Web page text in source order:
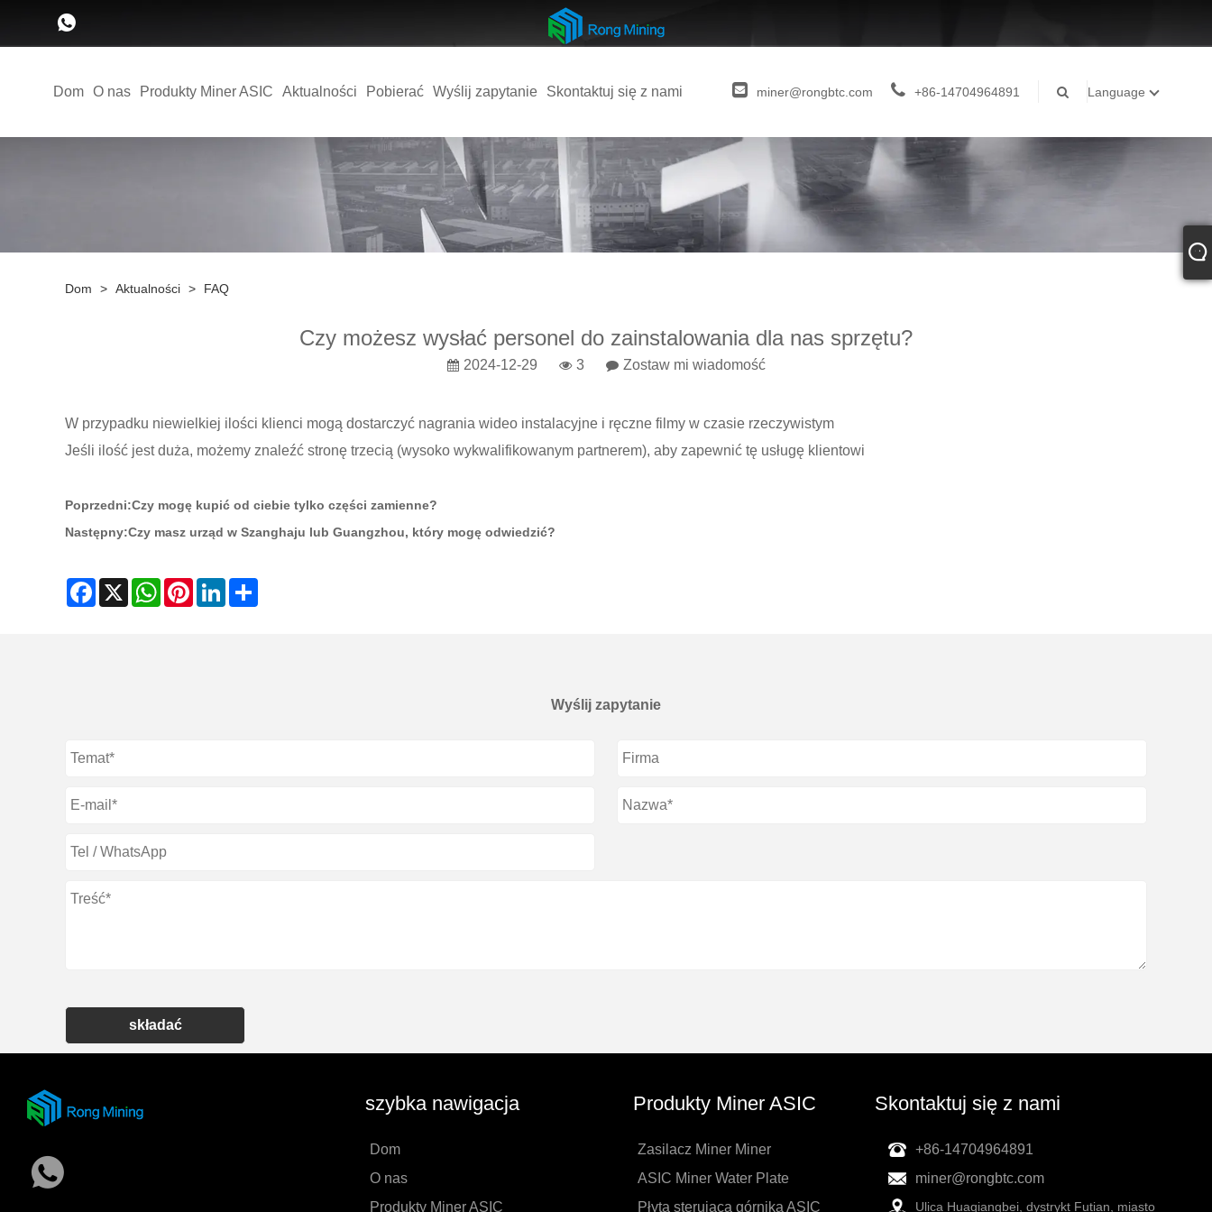
Dom O nas Produkty Miner ASIC Aktualności Pobierać Wyślij zapytanie Skontaktuj się z nami miner@rongbtc.com +86-14704964891 Language
Dom > Aktualności > FAQ
Czy możesz wysłać personel do zainstalowania dla nas sprzętu?
2024-12-29 3 Zostaw mi wiadomość
W przypadku niewielkiej ilości klienci mogą dostarczyć nagrania wideo instalacyjne i ręczne filmy w czasie rzeczywistym
Jeśli ilość jest duża, możemy znaleźć stronę trzecią (wysoko wykwalifikowanym partnerem), aby zapewnić tę usługę klientowi
Poprzedni:Czy mogę kupić od ciebie tylko części zamienne?
Następny:Czy masz urząd w Szanghaju lub Guangzhou, który mogę odwiedzić?
Facebook
X WhatsAppPinterestLinkedIn
Wyślij zapytanie
składać
szybka nawigacja
Dom
O nas
Produkty Miner ASIC
Produkty Miner ASIC
Zasilacz Miner Miner
ASIC Miner Water Plate
Płyta sterująca górnika ASIC
Skontaktuj się z nami
+86-14704964891
miner@rongbtc.com
Ulica Huaqiangbei, dystrykt Futian, miasto